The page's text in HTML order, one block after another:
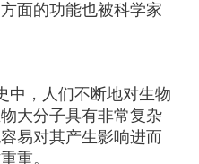
面的功能也被科学家
中，人们不断地对生物
大分子具有非常复杂
易对其产生影响进而
重。